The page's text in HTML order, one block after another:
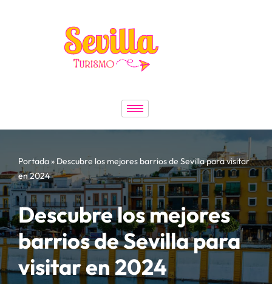
Portada»Descubre los mejores barrios de Sevilla para visitar
en 2024
Descubre los mejores
barrios de Sevilla para
visitar en 2024